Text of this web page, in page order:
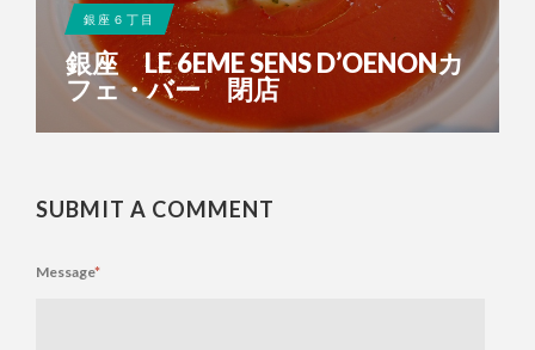
銀座６丁目
銀座 LE 6EME SENS D’OENONカ
フェ・バー 閉店
SUBMIT A COMMENT
Message*